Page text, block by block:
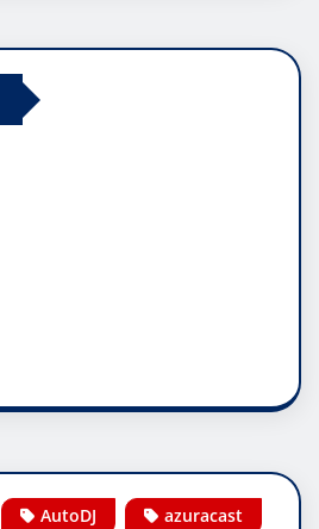
AutoDJ
azuracast